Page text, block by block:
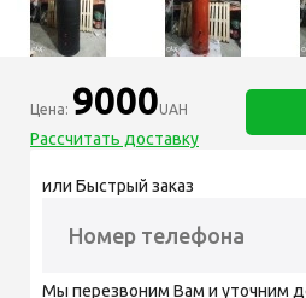
Цена: 9000UAH
Рассчитать доставку
или Быстрый заказ
Мы перезвоним Вам и уточним